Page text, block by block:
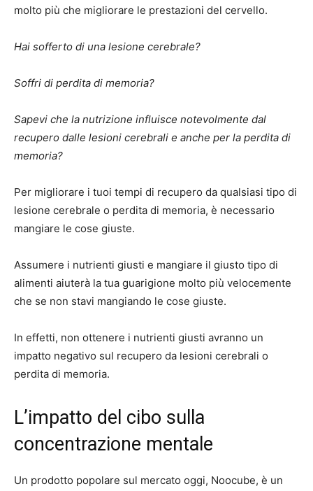
molto più che migliorare le prestazioni del cervello.
Hai sofferto di una lesione cerebrale?
Soffri di perdita di memoria?
Sapevi che la nutrizione influisce notevolmente dal
recupero dalle lesioni cerebrali e anche per la perdita di
memoria?
Per migliorare i tuoi tempi di recupero da qualsiasi tipo di
lesione cerebrale o perdita di memoria, è necessario
mangiare le cose giuste.
Assumere i nutrienti giusti e mangiare il giusto tipo di
alimenti aiuterà la tua guarigione molto più velocemente
che se non stavi mangiando le cose giuste.
In effetti, non ottenere i nutrienti giusti avranno un
impatto negativo sul recupero da lesioni cerebrali o
perdita di memoria.
L’impatto del cibo sulla
concentrazione mentale
Un prodotto popolare sul mercato oggi, Noocube, è un